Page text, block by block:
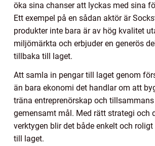
öka sina chanser att lyckas med sina
Ett exempel på en sådan aktör är
produkter inte bara är av hög kvalitet
miljömärkta och erbjuder en generös
tillbaka till laget.
Att samla in pengar till laget genom
än bara ekonomi det handlar om att
träna entreprenörskap och
gemensamt mål. Med rätt strategi och
verktygen blir det både enkelt och
till laget.